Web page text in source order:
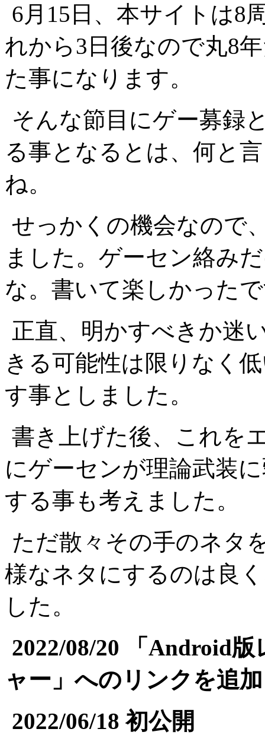
6月15日、本サイトは8
れから3日後なので丸8
た事になります。
そんな節目にゲー募録
る事となるとは、何と
ね。
せっかくの機会なので
ました。ゲーセン絡み
な。書いて楽しかった
正直、明かすべきか迷
きる可能性は限りなく
す事としました。
書き上げた後、これを
にゲーセンが理論武装
する事も考えました。
ただ散々その手のネタ
様なネタにするのは良
した。
2022/08/20 「Android
ャー」へのリンクを追加
2022/06/18 初公開